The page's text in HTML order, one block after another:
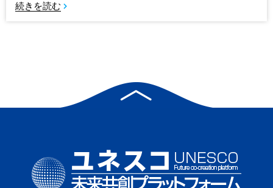
続きを読む